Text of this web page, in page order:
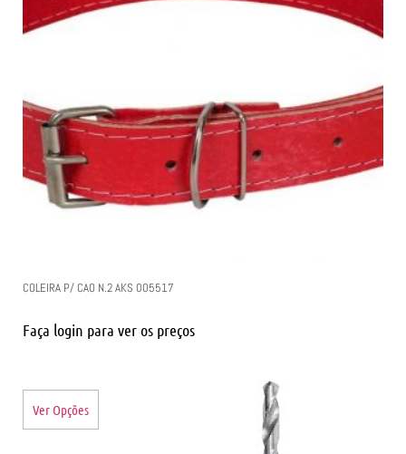
COLEIRA P/ CAO N.2 AKS 005517
Faça login para ver os preços
Ver Opções